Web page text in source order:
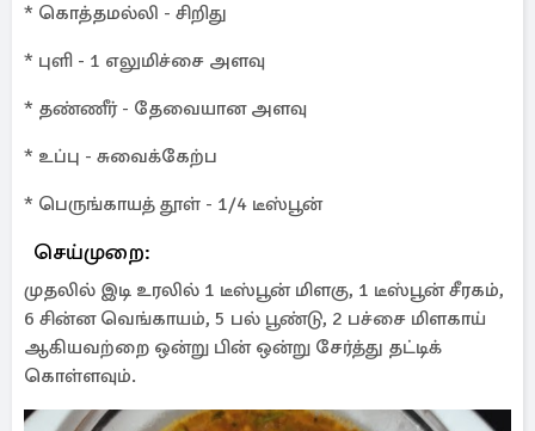
* கொத்தமல்லி - சிறிது
* புளி - 1 எலுமிச்சை அளவு
* தண்ணீர் - தேவையான அளவு
* உப்பு - சுவைக்கேற்ப
* பெருங்காயத் தூள் - 1/4 டீஸ்பூன்
செய்முறை:
முதலில் இடி உரலில் 1 டீஸ்பூன் மிளகு, 1 டீஸ்பூன் சீரகம்,
6 சின்ன வெங்காயம், 5 பல் பூண்டு, 2 பச்சை மிளகாய்
ஆகியவற்றை ஒன்று பின் ஒன்று சேர்த்து தட்டிக்
கொள்ளவும்.